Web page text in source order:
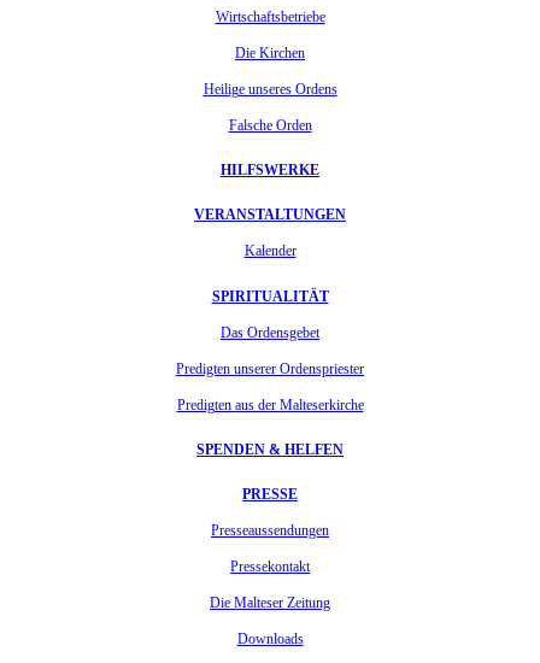
Wirtschaftsbetriebe
Die Kirchen
Heilige unseres Ordens
Falsche Orden
HILFSWERKE
VERANSTALTUNGEN
Kalender
SPIRITUALITÄT
Das Ordensgebet
Predigten unserer Ordenspriester
Predigten aus der Malteserkirche
SPENDEN & HELFEN
PRESSE
Presseaussendungen
Pressekontakt
Die Malteser Zeitung
Downloads